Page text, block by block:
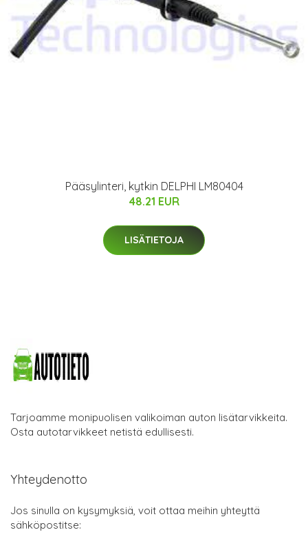
Pääsylinteri, kytkin DELPHI LM80404
48.21 EUR
LISÄTIETOJA
Tarjoamme monipuolisen valikoiman auton lisätarvikkeita.
Osta autotarvikkeet netistä edullisesti.
Yhteydenotto
Jos sinulla on kysymyksiä, voit ottaa meihin yhteyttä
sähköpostitse: